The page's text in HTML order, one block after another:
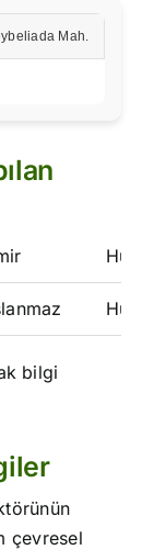
Mah.
bilgi
çevresel